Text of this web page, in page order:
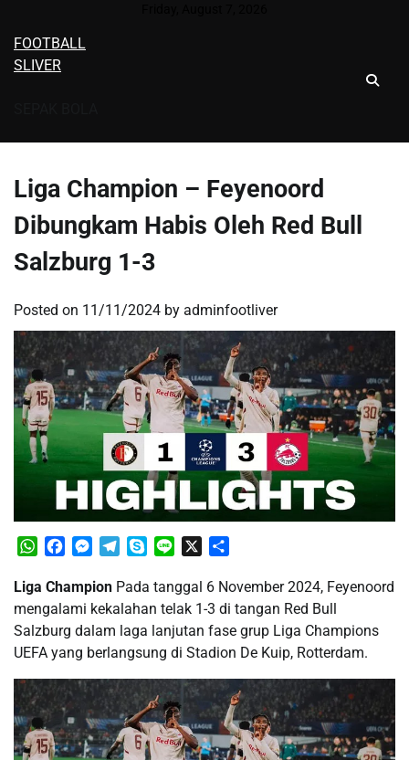
content
FOOTBALL
SLIVER
Liga Champion – Feyenoord
Dibungkam Habis Oleh Red Bull
Salzburg 1-3
Posted on 11/11/2024 by adminfootliver
WhatsApp
FacebookMessenger
TelegramSkypeLine
Liga Champion ​Pada tanggal 6 November 2024, Feyenoord
mengalami kekalahan telak 1-3 di tangan Red Bull
Salzburg dalam laga lanjutan fase grup Liga Champions
UEFA yang berlangsung di Stadion De Kuip, Rotterdam.​